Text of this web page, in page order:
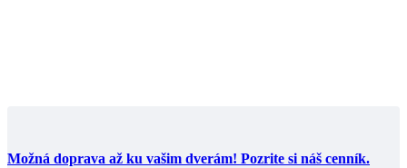
Možná doprava až ku vašim dverám! Pozrite si náš cenník.